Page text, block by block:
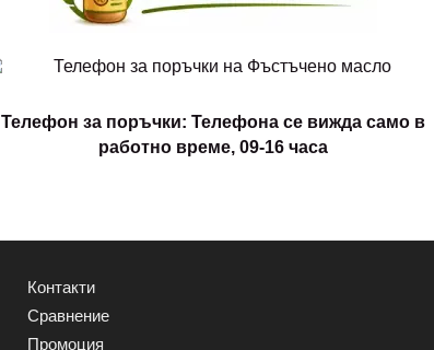
Телефон за поръчки: Телефона се вижда само в
работно време, 09-16 часа
Контакти
Сравнение
Промоция